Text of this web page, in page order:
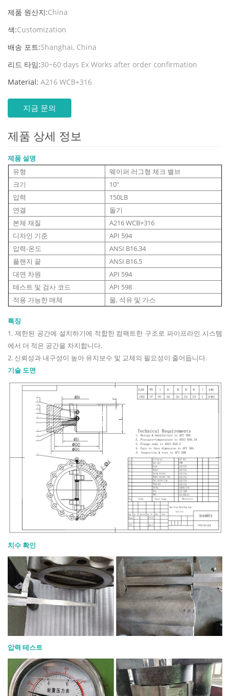
제품 원산지:China
색:Customization
배송 포트:Shanghai, China
리드 타임:30~60 days Ex Works after order confirmation
Material: A216 WCB+316
지금 문의
제품 상세 정보
제품 설명
유형
웨이퍼 러그형 체크 밸브
크기
10"
압력
150LB
연결
돌기
본체 재질
A216 WCB+316
디자인 기준
API 594
압력-온도
ANSI B16.34
플랜지 끝
ANSI B16.5
대면 차원
API 594
테스트 및 검사 코드
API 598
적용 가능한 매체
물, 석유 및 가스
특징
1. 제한된 공간에 설치하기에 적합한 컴팩트한 구조로 파이프라인 시스템
에서 더 적은 공간을 차지합니다.
2. 신뢰성과 내구성이 높아 유지보수 및 교체의 필요성이 줄어듭니다.
기술 도면
치수 확인
압력 테스트